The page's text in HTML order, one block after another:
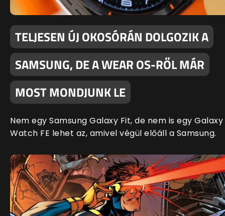
TELJESEN ÚJ OKOSÓRÁN DOLGOZIK A
SAMSUNG, DE A WEAR OS-RŐL MÁR
MOST MONDJUNK LE
Nem egy Samsung Galaxy Fit, de nem is egy Galaxy
Watch FE lehet az, amivel végül előáll a Samsung.